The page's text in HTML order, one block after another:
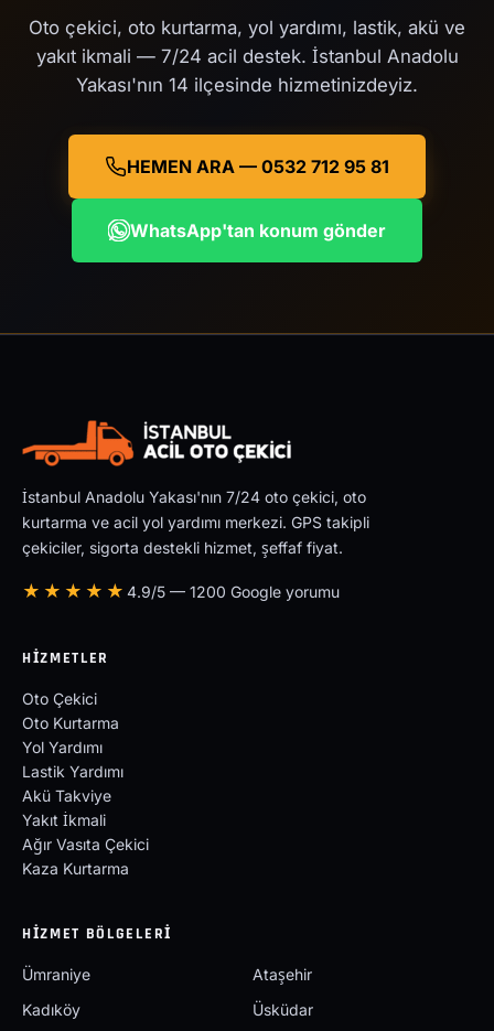
Oto çekici, oto kurtarma, yol yardımı, lastik, akü ve
yakıt ikmali — 7/24 acil destek. İstanbul Anadolu
Yakası'nın 14 ilçesinde hizmetinizdeyiz.
HEMEN ARA — 0532 712 95 81
WhatsApp'tan konum gönder
İstanbul Anadolu Yakası'nın 7/24 oto çekici, oto
kurtarma ve acil yol yardımı merkezi. GPS takipli
çekiciler, sigorta destekli hizmet, şeffaf fiyat.
★★★★★ 4.9/5 — 1200 Google yorumu
HIZMETLER
Oto Çekici
Oto Kurtarma
Yol Yardımı
Lastik Yardımı
Akü Takviye
Yakıt İkmali
Ağır Vasıta Çekici
Kaza Kurtarma
HIZMET BÖLGELERI
Ümraniye
Ataşehir
Kadıköy
Üsküdar